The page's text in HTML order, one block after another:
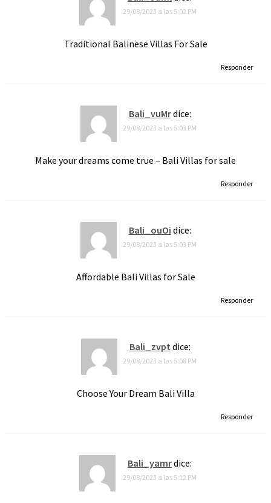
29/08/2023 a las 5:02 PM
Traditional Balinese Villas For Sale
Responder
Bali_vuMrdice:
29/08/2023 a las 5:03 PM
Make your dreams come true – Bali Villas for sale
Responder
Bali_ouOi dice:
29/08/2023 a las 5:03 PM
Affordable Bali Villas for Sale
Responder
Bali_zvpt dice:
29/08/2023 a las 5:08 PM
Choose Your Dream Bali Villa
Responder
Bali_yamrdice:
29/08/2023 a las 5:12 PM